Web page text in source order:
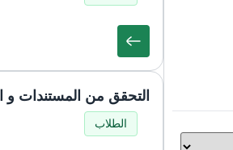
التحقق من المستندات و
الطلاب